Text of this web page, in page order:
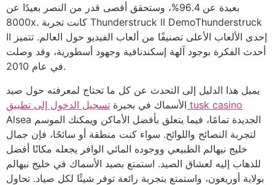
بعيدة عن 96.4%، وستحقق أقصى قدر من النصر بعيدًا عن
8000x. كانت تجربة Thunderstruck II DemoThunderstruck
II إحدى الألعاب الأعلى تصنيفًا من ألعاب الفيديو حول العالم. تتميز
أحدث الفكرة بوجود آلهة إسكندنافية وجهود أسطورية، وقد وصلت
في عام 2010.
يميل هذا الدليل إلى التحدث عن كل ما تحتاج لمعرفته حول صيد
الأسماك في بحيرة تسجيل الدخول إلى تطبيق tusk casino
Alsea الجديدة تمامًا، فيما يتعلق بأفضل الأماكن ويمكنك الموسم
لتجربة النصائح واللوائح. سواء كنت منطقة أو سائحًا، فإن جمال
خليج نيهالم الطبيعي ووجوده المائي الوافر يجعله مكانًا أفضل
للذهاب إليه لعشاق الصيد. استمتع بصيد الأسماك في خليج نيهالم
بولاية أوريغون، واستمتع بتجربة رائعة توفر شيئًا لكل صياد. تحاول